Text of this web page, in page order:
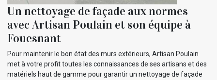
Un nettoyage de façade aux normes
avec Artisan Poulain et son équipe à
Fouesnant
Pour maintenir le bon état des murs extérieurs, Artisan Poulain
met à votre profit toutes les connaissances de ses artisans et des
matériels haut de gamme pour garantir un nettoyage de façade